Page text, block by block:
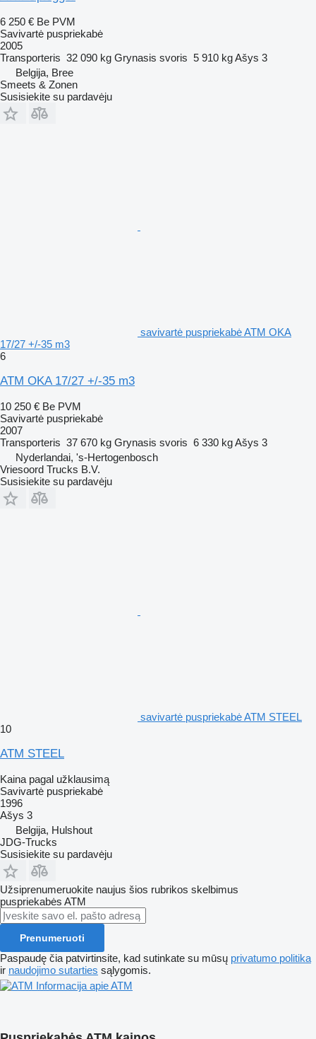
6 250 € Be PVM
Savivartė puspriekabė
2005
Transporteris 32 090 kg Grynasis svoris 5 910 kgAšys 3
Belgija, Bree
Smeets & Zonen
Susisiekite su pardavėju
savivartė puspriekabė ATM OKA
17/27 +/-35 m3
6
ATM OKA 17/27 +/-35 m3
10 250 € Be PVM
Savivartė puspriekabė
2007
Transporteris 37 670 kg Grynasis svoris 6 330 kgAšys 3
Nyderlandai, 's-Hertogenbosch
Vriesoord Trucks B.V.
Susisiekite su pardavėju
savivartė puspriekabė ATM STEEL
10
ATM STEEL
Kaina pagal užklausimą
Savivartė puspriekabė
1996
Ašys 3
Belgija, Hulshout
JDG-Trucks
Susisiekite su pardavėju
Užsiprenumeruokite naujus šios rubrikos skelbimus
puspriekabės ATM
Prenumeruoti
Paspaudę čia patvirtinsite, kad sutinkate su mūsų privatumo politika
ir naudojimo sutarties sąlygomis.
Informacija apie ATM